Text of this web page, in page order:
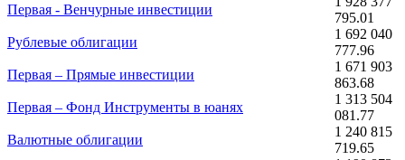
Первая - Венчурные инвестиции
795.01
Рублевые облигации
1 692 040
777.96
Первая – Прямые инвестиции
1 671 903
863.68
Первая – Фонд Инструменты в юанях
1 313 504
081.77
Валютные облигации
1 240 815
719.65